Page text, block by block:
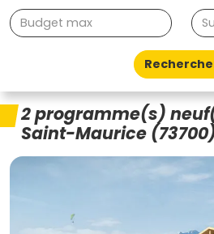
2 programme(s)
Saint-Maurice